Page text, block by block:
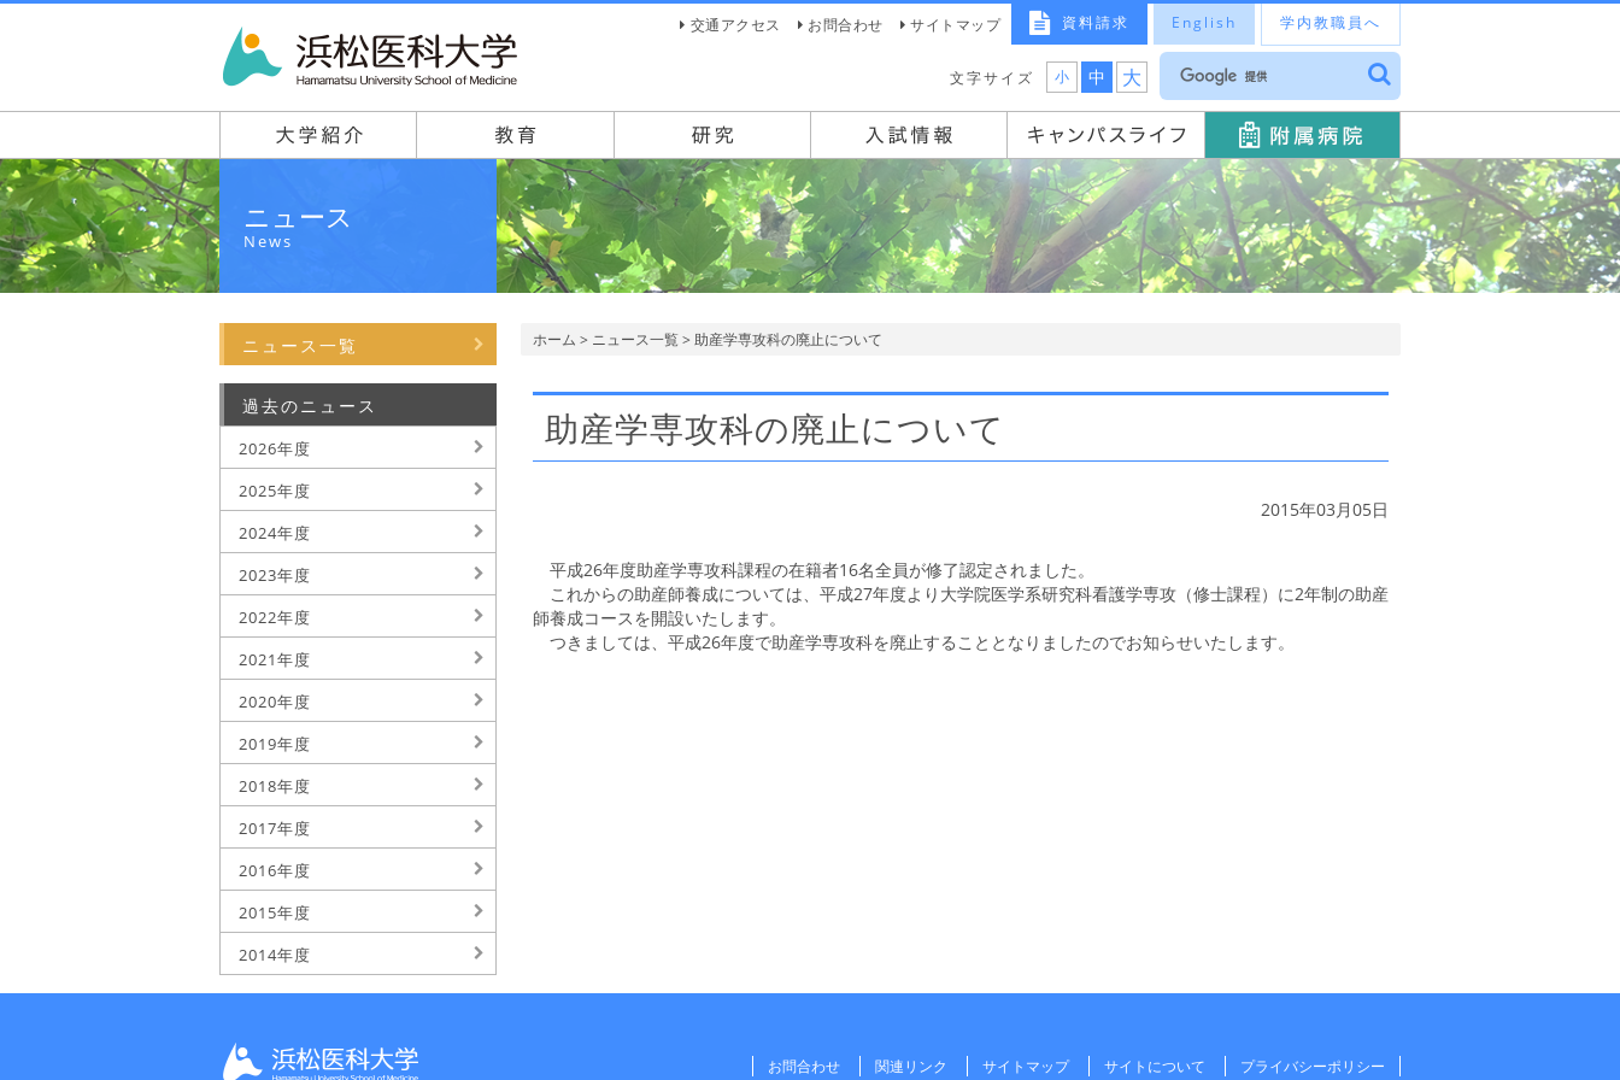
資料請求 English 学内教職員へ
交通アクセス お問合わせ サイトマップ
文字サイズ 小 中 大
ニュース
News
ホーム > ニュース一覧> 助産学専攻科の廃止について
助産学専攻科の廃止について
2015年03月05日
平成26年度助産学専攻科課程の在籍者16名全員が修了認定されました。
これからの助産師養成については、平成27年度より大学院医学系研究科看護学専攻（修士課程）に2年制の助産
師養成コースを開設いたします。
つきましては、平成26年度で助産学専攻科を廃止することとなりましたのでお知らせいたします。
ニュース一覧
過去のニュース
2026年度
2025年度
2024年度
2023年度
2022年度
2021年度
2020年度
2019年度
2018年度
2017年度
2016年度
2015年度
2014年度
お問合わせ 関連リンク サイトマップ サイトについて プライバシーポリシー